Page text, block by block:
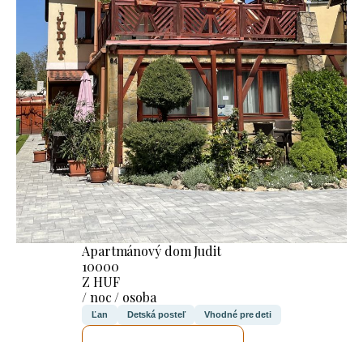
Apartmánový dom Judit
10000
Z HUF
/ noc / osoba
Ľan Detská posteľ Vhodné pre deti